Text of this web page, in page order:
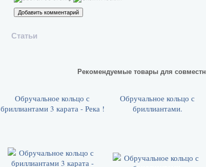
Статьи
Рекомендуемые товары для
Обручальное кольцо с
бриллиантами 3 карата - Река !
Обручальное кольцо с
бриллиантами.